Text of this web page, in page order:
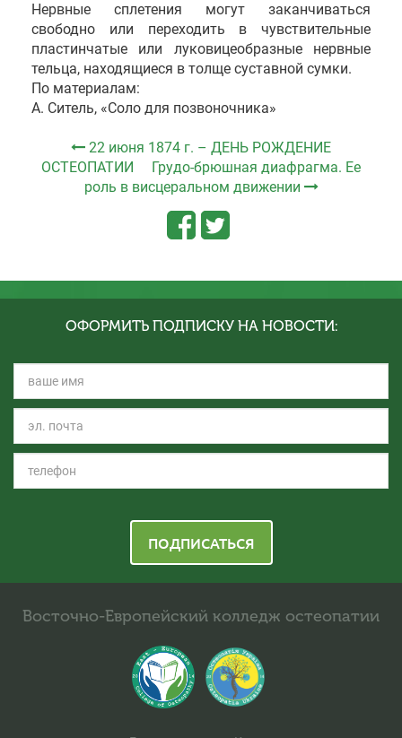
Нервные сплетения могут заканчиваться
свободно или переходить в чувствительные
пластинчатые или луковицеобразные нервные
тельца, находящиеся в толще суставной сумки.
По материалам:
А. Ситель, «Соло для позвоночника»
22 июня 1874 г. – ДЕНЬ РОЖДЕНИЕ
ОСТЕОПАТИИ
Грудо-брюшная диафрагма. Ее
роль в висцеральном движении
ОФОРМИТЬ ПОДПИСКУ НА НОВОСТИ:
ПОДПИСАТЬСЯ
Восточно-Европейский колледж остеопатии